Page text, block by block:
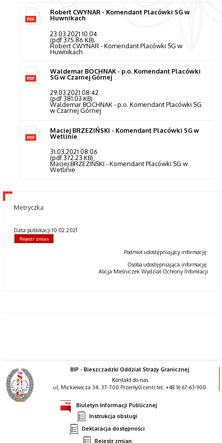
Robert CWYNAR - Komendant Placówki SG w
Huwnikach
23.03.2021 10:04
(pdf 375.86 KB)
Robert CWYNAR - Komendant Placówki SG w
Huwnikach
Waldemar BOCHNAK - p.o. Komendant Placówki
SG w Czarnej Górnej
29.03.2021 08:42
(pdf 381.03 KB)
Waldemar BOCHNAK - p.o. Komendant Placówki SG
w Czarnej Górnej
Maciej BRZEZIŃSKI - Komendant Placówki SG w
Wetlinie
31.03.2021 08:06
(pdf 372.23 KB)
Maciej BRZEZIŃSKI - Komendant Placówki SG w
Wetlinie
Metryczka
Data publikacji 10.02.2021
Rejestr zmian
Podmiot udostępniający informację:
Osoba udostępniająca informację:
Alicja Mielniczek Wydział Ochrony Infomracji
BIP - Bieszczadzki Oddział Straży Granicznej
Kontakt do nas
ul. Mickiewicza 34; 37-700 Przemyśl centr.tel. +48 16 67-63-900
Biuletyn Informacji Publicznej
Instrukcja obsługi
Deklaracja dostępności
Rejestr zmian